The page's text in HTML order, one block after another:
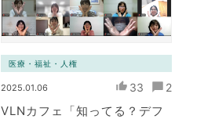
医療・福祉・人権
2025.01.06 33 2
VLNカフェ「知ってる？デフ